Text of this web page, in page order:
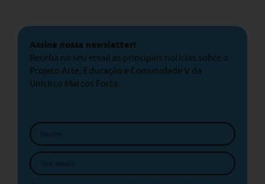
Assine nossa newsletter!
Receba no seu email as principais notícias sobre o
Projeto Arte, Educação e Comunidade V da
Unicirco Marcos Forta.